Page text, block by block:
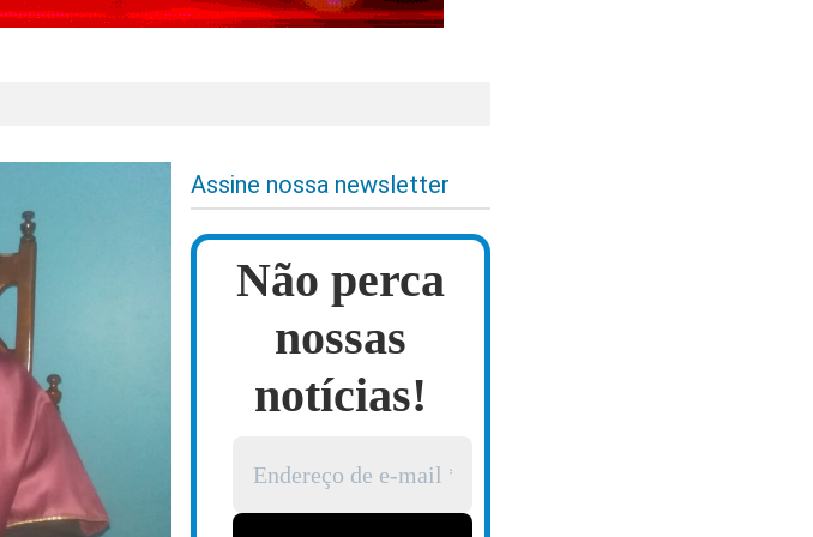
Assine nossa newsletter
Não perca
nossas
notícias!